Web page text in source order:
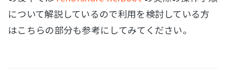
について解説しているので利用を検討している方
はこちらの部分も参考にしてみてください。